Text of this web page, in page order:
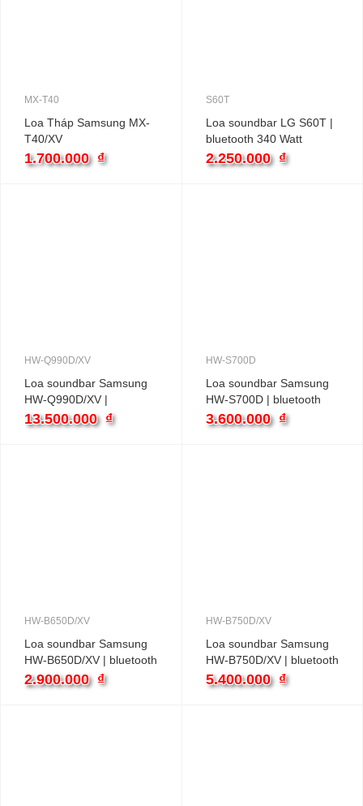
MX-T40
Loa Tháp Samsung MX-
T40/XV
1.700.000 ₫
S60T
Loa soundbar LG S60T |
bluetooth 340 Watt
2.250.000 ₫
HW-Q990D/XV
Loa soundbar Samsung
HW-Q990D/XV |
bluetooth 656 Watt
13.500.000 ₫
HW-S700D
Loa soundbar Samsung
HW-S700D | bluetooth
250 Watt
3.600.000 ₫
HW-B650D/XV
Loa soundbar Samsung
HW-B650D/XV | bluetooth
370 Watt
2.900.000 ₫
HW-B750D/XV
Loa soundbar Samsung
HW-B750D/XV | bluetooth
400 Watt
5.400.000 ₫